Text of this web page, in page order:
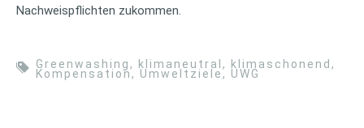
Nachweispflichten zukommen.
Greenwashing, klimaneutral , klimaschonend ,
Kompensation, Umweltziele, UWG